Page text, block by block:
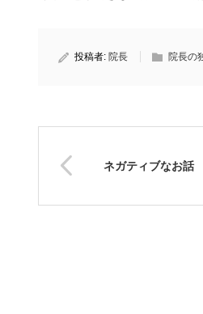
投稿者: 院長 院長の
ネガティブなお話